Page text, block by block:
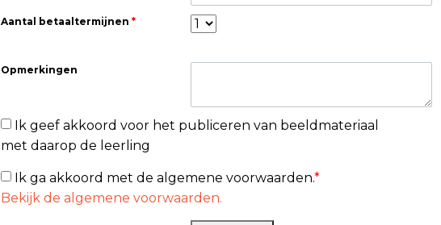
Aantal betaaltermijnen *
Opmerkingen
Ik geef akkoord voor het publiceren van beeldmateriaal
met daarop de leerling
Ik ga akkoord met de algemene voorwaarden.*
Bekijk de algemene voorwaarden.